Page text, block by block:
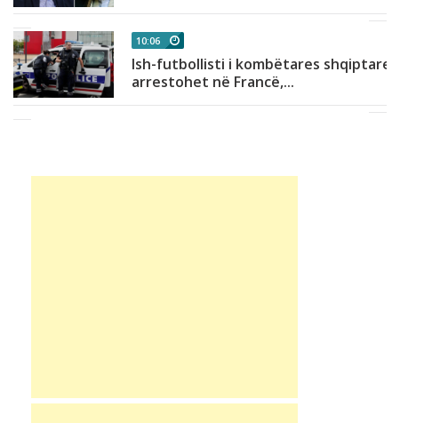
10:06
Ish-futbollisti i kombëtares shqiptare
arrestohet në Francë,...